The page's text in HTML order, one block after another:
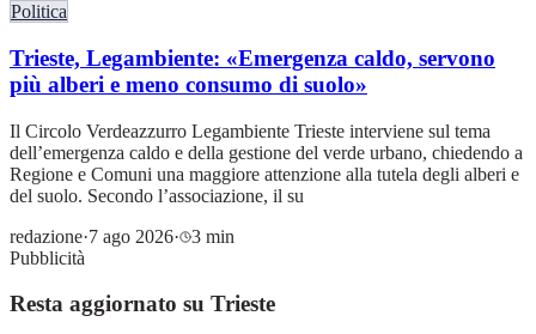
Politica
Trieste, Legambiente: «Emergenza caldo, servono
più alberi e meno consumo di suolo»
Il Circolo Verdeazzurro Legambiente Trieste interviene sul tema
dell’emergenza caldo e della gestione del verde urbano, chiedendo a
Regione e Comuni una maggiore attenzione alla tutela degli alberi e
del suolo. Secondo l’associazione, il su
redazione·7 ago 2026·
3 min
Pubblicità
Resta aggiornato su Trieste